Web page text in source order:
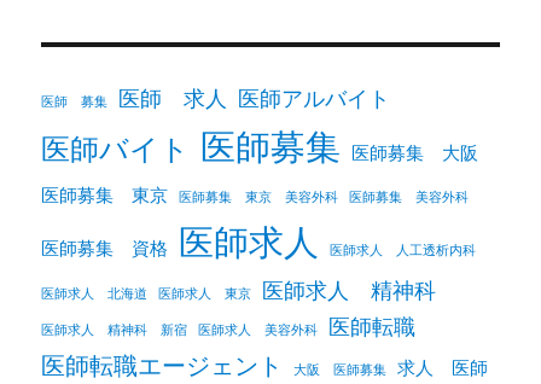
医師 募集 医師 求人 医師アルバイト
医師バイト 医師募集 医師募集 大阪
医師募集 東京
医師募集 東京 美容外科 医師募集 美容外科
医師募集 資格 医師求人 医師求人 人工透析内科
医師求人 北海道 医師求人 東京 医師求人 精神科
医師求人 精神科 新宿 医師求人 美容外科 医師転職
医師転職エージェント 大阪 医師募集 求人 医師